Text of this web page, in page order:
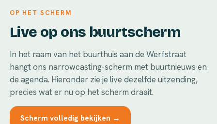
OP HET SCHERM
Live op ons buurtscherm
In het raam van het buurthuis aan de Werfstraat
hangt ons narrowcasting-scherm met buurtnieuws en
de agenda. Hieronder zie je live dezelfde uitzending,
precies wat er nu op het scherm draait.
Scherm volledig bekijken →